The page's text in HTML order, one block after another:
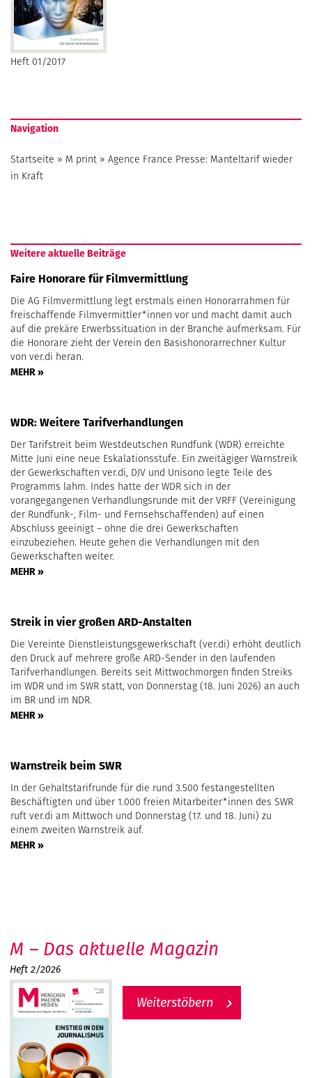
Heft 01/2017
Navigation
Startseite » M print » Agence France Presse: Manteltarif wieder
in Kraft
Weitere aktuelle Beiträge
Faire Honorare für Filmvermittlung
Die AG Filmvermittlung legt erstmals einen Honorarrahmen für
freischaffende Filmvermittler*innen vor und macht damit auch
auf die prekäre Erwerbssituation in der Branche aufmerksam. Für
die Honorare zieht der Verein den Basishonorarrechner Kultur
von ver.di heran.
MEHR »
WDR: Weitere Tarifverhandlungen
Der Tarifstreit beim Westdeutschen Rundfunk (WDR) erreichte
Mitte Juni eine neue Eskalationsstufe. Ein zweitägiger Warnstreik
der Gewerkschaften ver.di, DJV und Unisono legte Teile des
Programms lahm. Indes hatte der WDR sich in der
vorangegangenen Verhandlungsrunde mit der VRFF (Vereinigung
der Rundfunk-, Film- und Fernsehschaffenden) auf einen
Abschluss geeinigt – ohne die drei Gewerkschaften
einzubeziehen. Heute gehen die Verhandlungen mit den
Gewerkschaften weiter.
MEHR »
Streik in vier großen ARD-Anstalten
Die Vereinte Dienstleistungsgewerkschaft (ver.di) erhöht deutlich
den Druck auf mehrere große ARD-Sender in den laufenden
Tarifverhandlungen. Bereits seit Mittwochmorgen finden Streiks
im WDR und im SWR statt, von Donnerstag (18. Juni 2026) an auch
im BR und im NDR.
MEHR »
Warnstreik beim SWR
In der Gehaltstarifrunde für die rund 3.500 festangestellten
Beschäftigten und über 1.000 freien Mitarbeiter*innen des SWR
ruft ver.di am Mittwoch und Donnerstag (17. und 18. Juni) zu
einem zweiten Warnstreik auf.
MEHR »
M – Das aktuelle Magazin
Heft 2/2026
Weiterstöbern